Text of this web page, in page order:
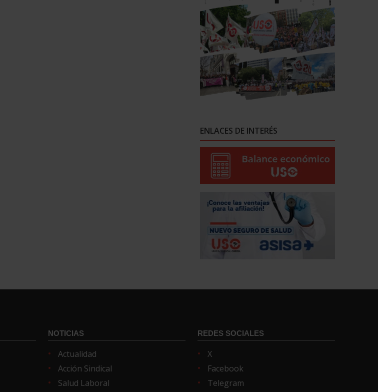
ENLACES DE INTERÉS
NOTICIAS
Actualidad
Acción Sindical
Salud Laboral
REDES SOCIALES
X
Facebook
Telegram